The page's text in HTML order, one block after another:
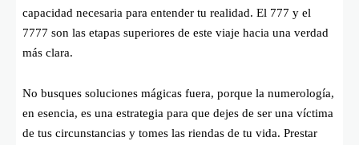
capacidad necesaria para entender tu realidad. El 777 y el
7777 son las etapas superiores de este viaje hacia una verdad
más clara.
No busques soluciones mágicas fuera, porque la numerología,
en esencia, es una estrategia para que dejes de ser una víctima
de tus circunstancias y tomes las riendas de tu vida. Prestar